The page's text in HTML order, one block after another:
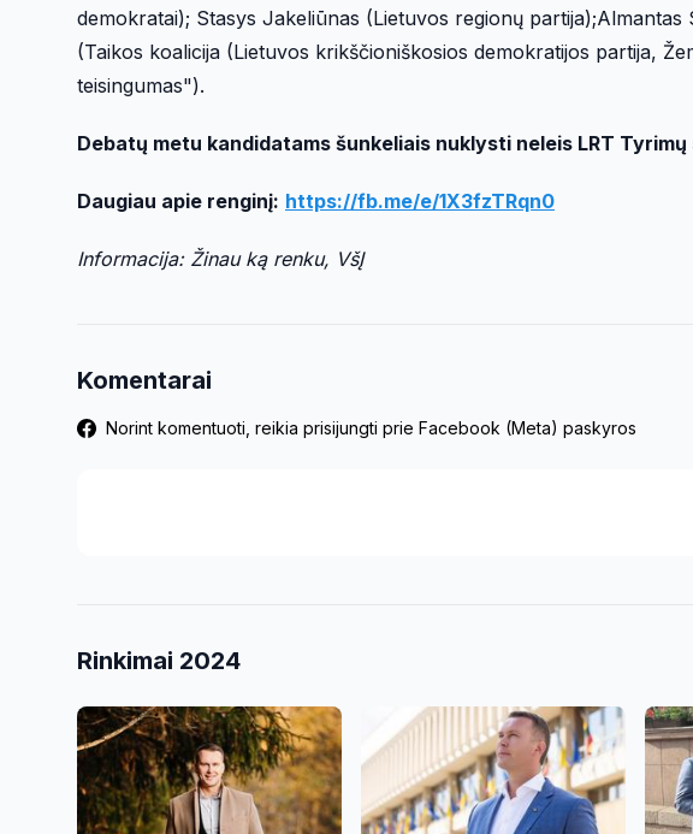
demokratai); Stasys Jakeliūnas (Lietuvos regionų
(Taikos koalicija (Lietuvos krikščioniškosios demokratijos partija,
teisingumas").
Debatų metu kandidatams šunkeliais nuklysti neleis LRT
Daugiau apie renginį: https://fb.me/e/1X3fzTRqn0
Informacija: Žinau ką renku, VšĮ
Komentarai
Norint komentuoti, reikia prisijungti prie Facebook (Meta) paskyros
Rinkimai 2024